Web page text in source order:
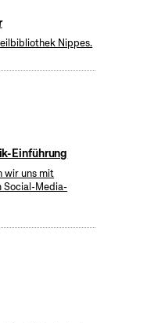
Nippes.
Einführung
wir uns mit
Social-Media-